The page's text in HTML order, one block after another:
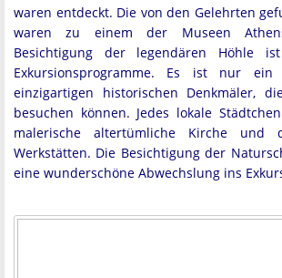
waren entdeckt. Die von den Gelehrten
waren zu einem der Museen
Besichtigung der legendären Höhle
Exkursionsprogramme. Es ist nur
einzigartigen historischen Denkmäler,
besuchen können. Jedes lokale
malerische altertümliche Kirche und
Werkstätten. Die Besichtigung der
eine wunderschöne Abwechslung ins